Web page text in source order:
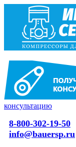
консультацию
8-800-302-19-50
info@bauersp.ru